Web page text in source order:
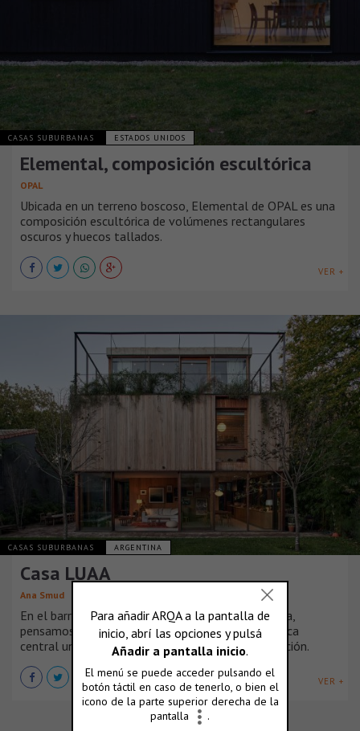
CASAS SUBURBANAS ESTADOS UNIDOS
Elemental, composición escultórica
OPAL
Ubicada en un terreno boscoso, Elemental de OPAL es una
composición escultórica de volúmenes rectangulares
oscuros y huecos tallados.
VER +
CASAS SUBURBANAS ARGENTINA
Casa LUAA
Ana Smud
En el barrio residencial de Vicente Lopez, Argentina,
pensamos una casa que tuviera como característica
central un vínculo fluido con el jardín y su vegetación.
VER +